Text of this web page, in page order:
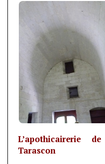
L’apothicairerie
Tarascon